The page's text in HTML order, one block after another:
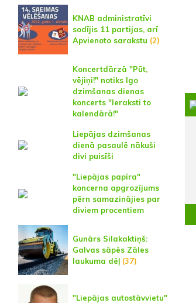
KNAB administratīvi
sodījis 11 partijas, arī
Apvienoto sarakstu (2)
Koncertdārzā "Pūt,
vējiņi!" notiks Igo
dzimšanas dienas
koncerts "Ieraksti to
kalendārā!"
Liepājas dzimšanas
dienā pasaulē nākuši
divi puisīši
"Liepājas papīra"
koncerna apgrozījums
pērn samazinājies par
diviem procentiem
Gunārs Silakaktiņš:
Galvas sāpēs Zāles
laukuma dēļ(37)
"Liepājas autostāvvietu"